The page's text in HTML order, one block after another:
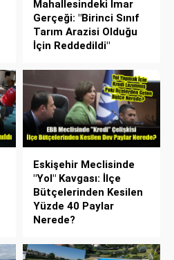
Mahallesindeki İmar
Gerçeği: "Birinci Sınıf
Tarım Arazisi Olduğu
İçin Reddedildi"
Eskişehir Meclisinde
"Yol" Kavgası: İlçe
Bütçelerinden Kesilen
Yüzde 40 Paylar
Nerede?